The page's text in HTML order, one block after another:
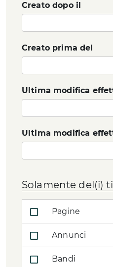
Creato dopo il
Creato prima del
Ultima modifica
Ultima modifica
Solamente del(i)
Pagine
Annunci
Bandi